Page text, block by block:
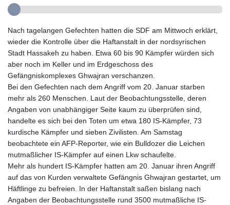
Nach tagelangen Gefechten hatten die SDF am Mittwoch erklärt,
wieder die Kontrolle über die Haftanstalt in der nordsyrischen
Stadt Hassakeh zu haben. Etwa 60 bis 90 Kämpfer würden sich
aber noch im Keller und im Erdgeschoss des
Gefängniskomplexes Ghwajran verschanzen.
Bei den Gefechten nach dem Angriff vom 20. Januar starben
mehr als 260 Menschen. Laut der Beobachtungsstelle, deren
Angaben von unabhängiger Seite kaum zu überprüfen sind,
handelte es sich bei den Toten um etwa 180 IS-Kämpfer, 73
kurdische Kämpfer und sieben Zivilisten. Am Samstag
beobachtete ein AFP-Reporter, wie ein Bulldozer die Leichen
mutmaßlicher IS-Kämpfer auf einen Lkw schaufelte.
Mehr als hundert IS-Kämpfer hatten am 20. Januar ihren Angriff
auf das von Kurden verwaltete Gefängnis Ghwajran gestartet, um
Häftlinge zu befreien. In der Haftanstalt saßen bislang nach
Angaben der Beobachtungsstelle rund 3500 mutmaßliche IS-